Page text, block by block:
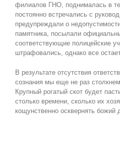
филиалов ГНО, поднималась в
постоянно встречались с
предупреждали о
памятника, посылали
соответствующие полицейские
штрафовались, однако все
В результате отсутствия
сознания мы еще не раз
Крупный рогатый скот будет
столько времени, сколько их
кощунственно осквернять божий